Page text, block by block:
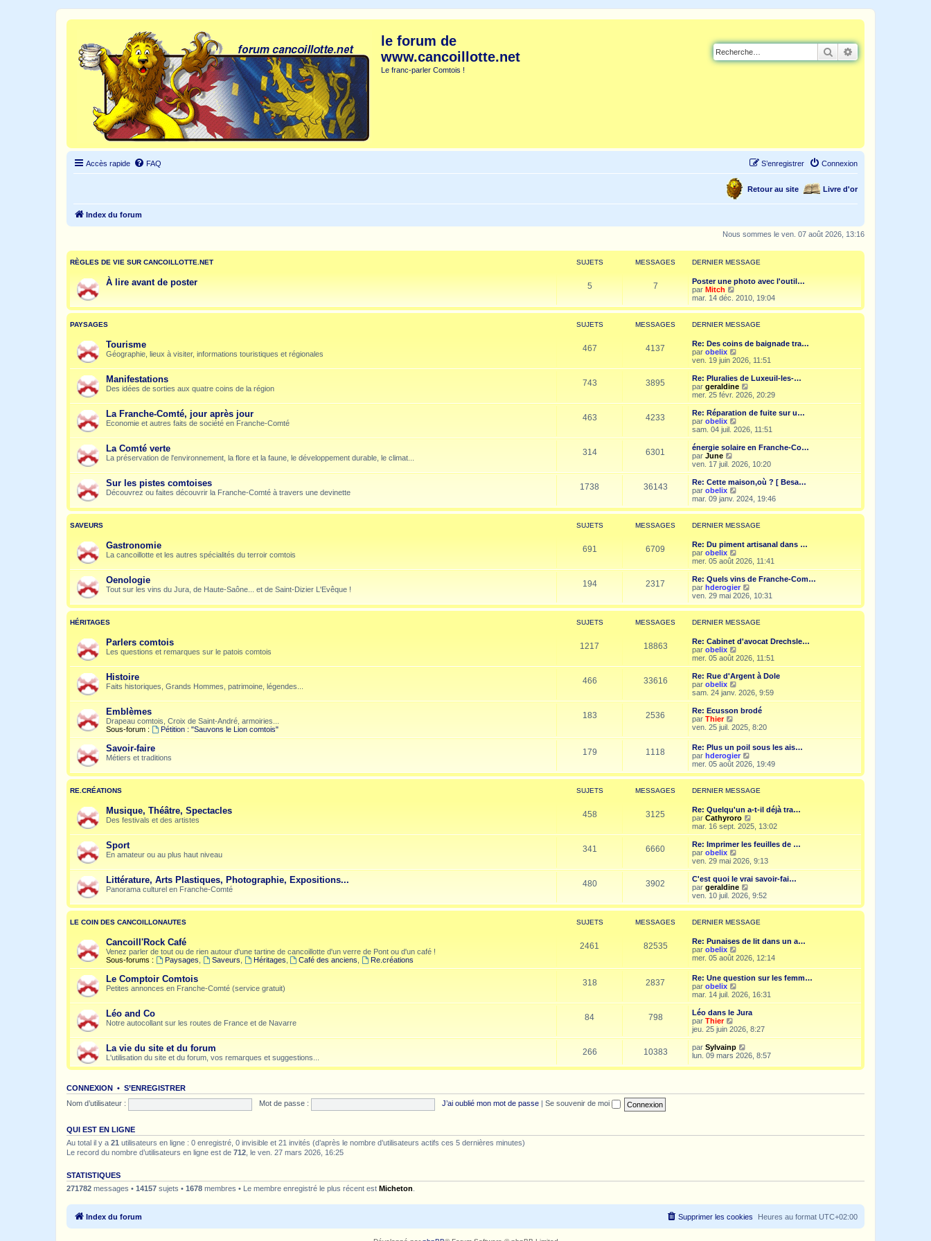
le forum de
www.cancoillotte.net
Le franc-parler Comtois !
Rechercher
Accès rapide FAQ Connexion
S’enregistrer
Livre d'or
Retour au site
Index du forum
Nous sommes le ven. 07 août 2026, 13:16
RÈGLES DE VIE SUR CANCOILLOTTE.NET SUJETS MESSAGES DERNIER MESSAGE
À lire avant de poster 5 7
Poster une photo avec l'outil…
par Mitch
o
i
r
l
e
r
n
i
e
r
m
e
s
s
a
g
e
mar. 14 déc. 2010, 19:04
PAYSAGES SUJETS MESSAGES DERNIER MESSAGE
Tourisme
Géographie, lieux à visiter, informations touristiques et régionales
467 4137
Re: Des coins de baignade tra…
par obelix
o
i
r
l
e
r
n
i
r
e
s
s
g
e
ven. 19 juin 2026, 11:51
Manifestations
Des idées de sorties aux quatre coins de la région
743 3895
Re: Pluralies de Luxeuil-les-…
par geraldine
o
i
r
e
d
r
n
i
r
e
s
a
e
mer. 25 févr. 2026, 20:29
La Franche-Comté, jour après jour
Economie et autres faits de société en Franche-Comté
463 4233
Re: Réparation de fuite sur u…
par obelix
o
i
r
e
e
r
n
i
e
m
s
a
g
e
sam. 04 juil. 2026, 11:51
La Comté verte
La préservation de l'environnement, la flore et la faune, le développement durable, le climat...
314 6301
énergie solaire en Franche-Co…
par June
o
i
r
l
e
e
r
n
e
r
m
e
s
s
a
g
e
ven. 17 juil. 2026, 10:20
Sur les pistes comtoises
Découvrez ou faites découvrir la Franche-Comté à travers une devinette
1738 36143
Re: Cette maison,où ? [ Besa…
par obelix
o
i
r
l
e
n
i
e
r
m
e
s
g
mar. 09 janv. 2024, 19:46
SAVEURS SUJETS MESSAGES DERNIER MESSAGE
Gastronomie
La cancoillotte et les autres spécialités du terroir comtois
691 6709
Re: Du piment artisanal dans …
par obelix
o
i
r
l
e
e
r
n
e
m
e
s
a
g
e
mer. 05 août 2026, 11:41
Oenologie
Tout sur les vins du Jura, de Haute-Saône... et de Saint-Dizier L'Evêque !
194 2317
Re: Quels vins de Franche-Com…
par hderogier
o
i
r
l
e
n
i
e
m
e
s
a
g
e
ven. 29 mai 2026, 10:31
HÉRITAGES SUJETS MESSAGES DERNIER MESSAGE
Parlers comtois
Les questions et remarques sur le patois comtois
1217 18863
Re: Cabinet d'avocat Drechsle…
par obelix
o
i
r
e
e
r
n
i
e
r
m
e
s
s
a
e
mer. 05 août 2026, 11:51
Histoire
Faits historiques, Grands Hommes, patrimoine, légendes...
466 33616
Re: Rue d'Argent à Dole
par obelix
o
i
r
e
e
r
n
i
e
m
s
s
a
g
e
sam. 24 janv. 2026, 9:59
Emblèmes
Drapeau comtois, Croix de Saint-André, armoiries...
Sous-forum :
Pétition : "Sauvons le Lion comtois"
183 2536
Re: Ecusson brodé
par Thier
o
e
d
e
n
e
r
m
e
s
s
a
g
e
ven. 25 juil. 2025, 8:20
Savoir-faire
Métiers et traditions
179 1118
Re: Plus un poil sous les ais…
par hderogier
o
i
r
l
e
r
n
i
e
m
e
s
a
g
e
mer. 05 août 2026, 19:49
RE.CRÉATIONS SUJETS MESSAGES DERNIER MESSAGE
Musique, Théâtre, Spectacles
Des festivals et des artistes
458 3125
Re: Quelqu'un a-t-il déjà tra…
par Cathyroro
o
i
r
e
e
r
n
i
e
m
s
a
g
e
mar. 16 sept. 2025, 13:02
Sport
En amateur ou au plus haut niveau
341 6660
Re: Imprimer les feuilles de …
par obelix
o
i
r
l
e
e
r
n
e
m
e
s
a
g
e
ven. 29 mai 2026, 9:13
Littérature, Arts Plastiques, Photographie, Expositions...
Panorama culturel en Franche-Comté
480 3902
C'est quoi le vrai savoir-fai…
par geraldine
o
i
r
l
e
n
i
e
m
e
s
a
g
ven. 10 juil. 2026, 9:52
LE COIN DES CANCOILLONAUTES SUJETS MESSAGES DERNIER MESSAGE
Cancoill'Rock Café
Venez parler de tout ou de rien autour d'une tartine de cancoillotte d'un verre de Pont ou d'un café !
Sous-forums :
Paysages Saveurs Héritages Café des anciens Re.créations
2461 82535
Re: Punaises de lit dans un a…
par obelix
o
l
e
d
e
r
i
e
r
m
e
mer. 05 août 2026, 12:14
Le Comptoir Comtois
Petites annonces en Franche-Comté (service gratuit)
318 2837
Re: Une question sur les femm…
par obelix
o
i
r
e
e
r
n
i
m
g
mar. 14 juil. 2026, 16:31
Léo and Co
Notre autocollant sur les routes de France et de Navarre
84 798
Léo dans le Jura
par Thier
o
i
r
d
n
e
jeu. 25 juin 2026, 8:27
La vie du site et du forum
L'utilisation du site et du forum, vos remarques et suggestions...
266 10383 par Sylvainp
o
r
d
e
s
e
lun. 09 mars 2026, 8:57
CONNEXION • S’ENREGISTRER
Nom d’utilisateur :
Mot de passe : J’ai oublié mon mot de passe Se souvenir de moi
QUI EST EN LIGNE
Au total il y a 21 utilisateurs en ligne : 0 enregistré, 0 invisible et 21 invités (d’après le nombre d’utilisateurs actifs ces 5 dernières minutes)
Le record du nombre d’utilisateurs en ligne est de 712 , le ven. 27 mars 2026, 16:25
STATISTIQUES
271782 messages • 14157 sujets • 1678 membres • Le membre enregistré le plus récent est Micheton
Index du forum Heures au format UTC+02:00
Supprimer les cookies